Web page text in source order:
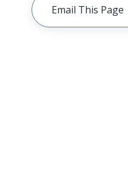
Email This Page